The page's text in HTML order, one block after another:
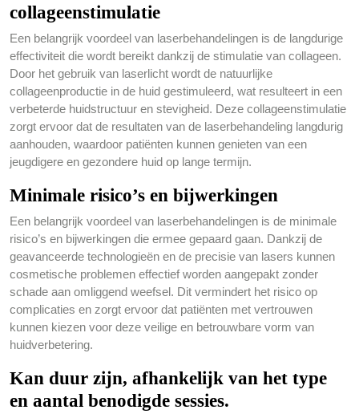
collageenstimulatie
Een belangrijk voordeel van laserbehandelingen is de langdurige
effectiviteit die wordt bereikt dankzij de stimulatie van collageen.
Door het gebruik van laserlicht wordt de natuurlijke
collageenproductie in de huid gestimuleerd, wat resulteert in een
verbeterde huidstructuur en stevigheid. Deze collageenstimulatie
zorgt ervoor dat de resultaten van de laserbehandeling langdurig
aanhouden, waardoor patiënten kunnen genieten van een
jeugdigere en gezondere huid op lange termijn.
Minimale risico’s en bijwerkingen
Een belangrijk voordeel van laserbehandelingen is de minimale
risico’s en bijwerkingen die ermee gepaard gaan. Dankzij de
geavanceerde technologieën en de precisie van lasers kunnen
cosmetische problemen effectief worden aangepakt zonder
schade aan omliggend weefsel. Dit vermindert het risico op
complicaties en zorgt ervoor dat patiënten met vertrouwen
kunnen kiezen voor deze veilige en betrouwbare vorm van
huidverbetering.
Kan duur zijn, afhankelijk van het type
en aantal benodigde sessies.